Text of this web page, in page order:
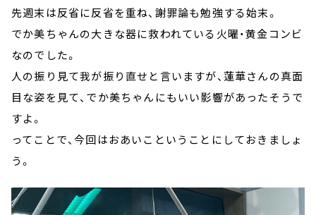
先週末は反省に反省を重ね、謝罪論も勉強する始末。
でか美ちゃんの大きな器に救われている火曜・黄金コンビ
なのでした。
人の振り見て我が振り直せと言いますが、蓮華さんの真面
目な姿を見て、でか美ちゃんにもいい影響があったそうで
すよ。
ってことで、今回はおあいこということにしておきましょ
う。